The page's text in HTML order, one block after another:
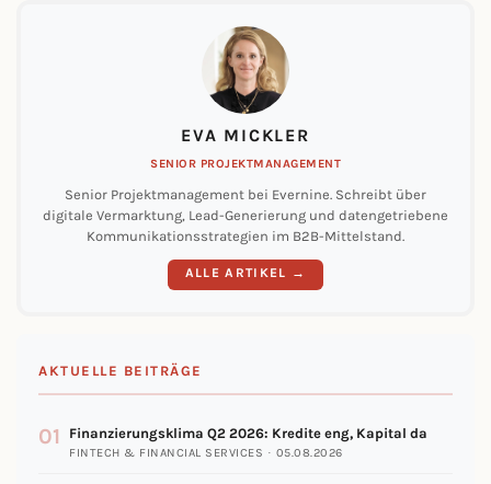
EVA MICKLER
SENIOR PROJEKTMANAGEMENT
Senior Projektmanagement bei Evernine. Schreibt über
digitale Vermarktung, Lead-Generierung und datengetriebene
Kommunikationsstrategien im B2B-Mittelstand.
ALLE ARTIKEL →
AKTUELLE BEITRÄGE
01 Finanzierungsklima Q2 2026: Kredite eng, Kapital da
FINTECH & FINANCIAL SERVICES · 05.08.2026